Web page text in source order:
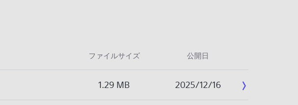
ファイルサイズ 公開日
1.29 MB 2025/12/16